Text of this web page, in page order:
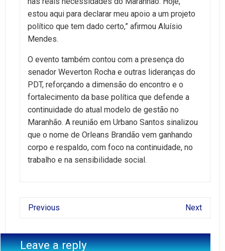
estou aqui para declarar meu apoio a um projeto
político que tem dado certo,” afirmou Aluísio
Mendes.
O evento também contou com a presença do
senador Weverton Rocha e outras lideranças do
PDT, reforçando a dimensão do encontro e o
fortalecimento da base política que defende a
continuidade do atual modelo de gestão no
Maranhão. A reunião em Urbano Santos sinalizou
que o nome de Orleans Brandão vem ganhando
corpo e respaldo, com foco na continuidade, no
trabalho e na sensibilidade social.
Previous Next
Leave a reply